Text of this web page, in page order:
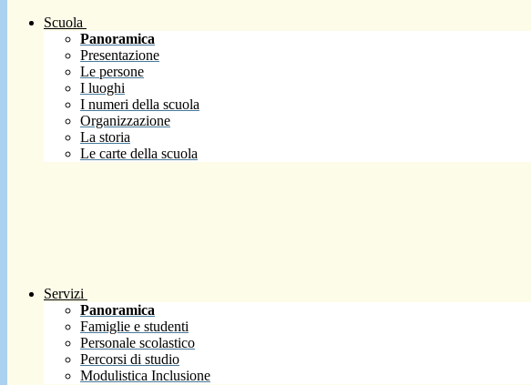
Scuola
Panoramica
Presentazione
Le persone
I luoghi
I numeri della scuola
Organizzazione
La storia
Le carte della scuola
Servizi
Panoramica
Famiglie e studenti
Personale scolastico
Percorsi di studio
Modulistica Inclusione